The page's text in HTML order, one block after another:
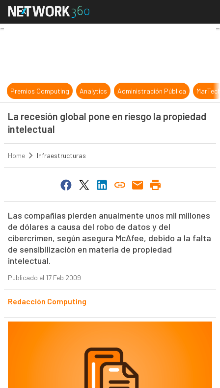
La recesión global pone en riesgo
Premios Computing Analytics Administración Pública
La recesión global pone en riesgo la propiedad
intelectual
Home Infraestructuras
Las compañías pierden anualmente unos mil millones
de dólares a causa del robo de datos y del
cibercrimen, según asegura McAfee, debido a la falta
de sensibilización en materia de propiedad
intelectual.
Publicado el 17 Feb 2009
Redacción Computing